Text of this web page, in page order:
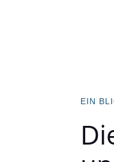
EIN